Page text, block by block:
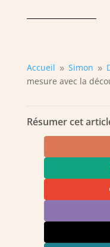
Accueil 9 Simon 9
mesure avec la
Résumer cet